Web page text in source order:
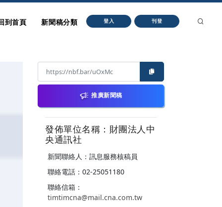
到首頁 新聞稿分類 登入 刊登
推廣新聞稿
發佈單位名稱：財團法人中
央通訊社
新聞聯絡人：訊息服務核稿員
聯絡電話：02-25051180
聯絡信箱：
timtimcna@mail.cna.com.tw